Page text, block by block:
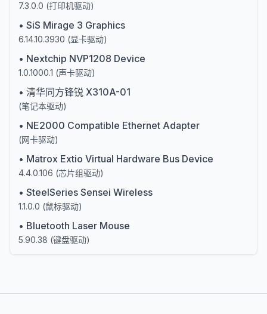
7.3.0.0 (打印机驱动)
• SiS Mirage 3 Graphics
6.14.10.3930 (显卡驱动)
• Nextchip NVP1208 Device
1.0.1000.1 (声卡驱动)
• 清华同方锋锐 X310A-01
(笔记本驱动)
• NE2000 Compatible Ethernet Adapter
(网卡驱动)
• Matrox Extio Virtual Hardware Bus Device
4.4.0.106 (芯片组驱动)
• SteelSeries Sensei Wireless
1.1.0.0 (鼠标驱动)
• Bluetooth Laser Mouse
5.90.38 (键盘驱动)